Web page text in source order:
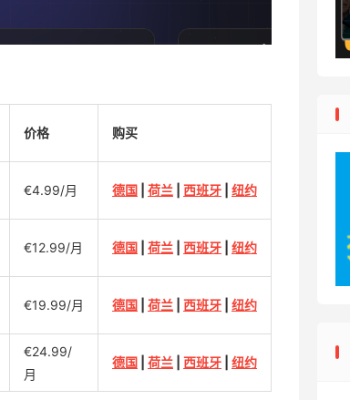
价格 购买
€4.99/月 德国 荷兰 西班牙 纽约
€12.99/月 德国 荷兰 西班牙 纽约
€19.99/月 德国 荷兰 西班牙 纽约
€24.99/
月
德国 荷兰 西班牙 纽约